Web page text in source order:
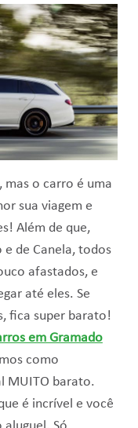
mas o carro é uma
sua viagem e
Além de que,
de Canela, todos
afastados, e
até eles. Se
fica super barato!
em Gramado
como
MUITO barato.
é incrível e você